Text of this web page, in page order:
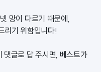
망이 다르기 때문에,
리기 위함입니다!
댓글로 답 주시면, 베스트가